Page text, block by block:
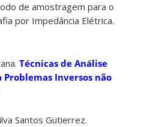
de amostragem para o
por Impedância Elétrica.
Técnicas de Análise
Problemas Inversos não
Santos Gutierrez.